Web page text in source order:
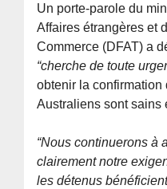
Un porte-parole du
Affaires étrangères et
Commerce (DFAT) a
“cherche de toute
obtenir la confirmation
Australiens sont sains
“Nous continuerons à
clairement notre
les détenus